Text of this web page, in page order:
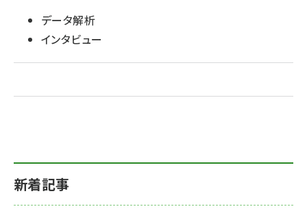
データ解析
インタビュー
新着記事